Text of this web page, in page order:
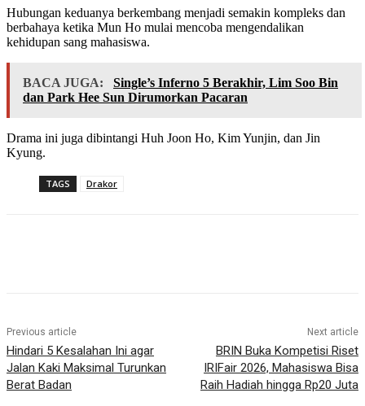
Hubungan keduanya berkembang menjadi semakin kompleks dan
berbahaya ketika Mun Ho mulai mencoba mengendalikan
kehidupan sang mahasiswa.
BACA JUGA:
Single’s Inferno 5 Berakhir, Lim Soo Bin
dan Park Hee Sun Dirumorkan Pacaran
Drama ini juga dibintangi Huh Joon Ho, Kim Yunjin, dan Jin
Kyung.
TAGS Drakor
Previous article
Hindari 5 Kesalahan Ini agar
Jalan Kaki Maksimal Turunkan
Berat Badan
Next article
BRIN Buka Kompetisi Riset
IRIFair 2026, Mahasiswa Bisa
Raih Hadiah hingga Rp20 Juta